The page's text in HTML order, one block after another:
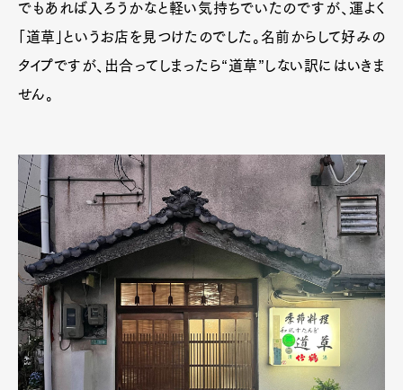
でもあれば入ろうかなと軽い気持ちでいたのですが、運よく
「道草」というお店を見つけたのでした。名前からして好みの
タイプですが、出合ってしまったら“道草”しない訳にはいきま
せん。